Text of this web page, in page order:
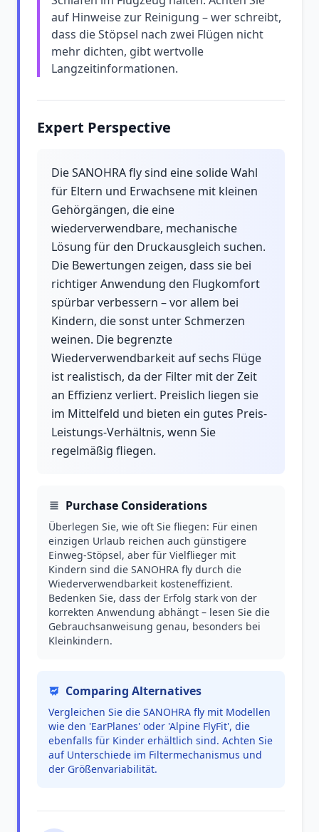
auf Hinweise zur Reinigung – wer schreibt,
dass die Stöpsel nach zwei Flügen nicht
mehr dichten, gibt wertvolle
Langzeitinformationen.
Expert Perspective
Die SANOHRA fly sind eine solide Wahl
für Eltern und Erwachsene mit kleinen
Gehörgängen, die eine
wiederverwendbare, mechanische
Lösung für den Druckausgleich suchen.
Die Bewertungen zeigen, dass sie bei
richtiger Anwendung den Flugkomfort
spürbar verbessern – vor allem bei
Kindern, die sonst unter Schmerzen
weinen. Die begrenzte
Wiederverwendbarkeit auf sechs Flüge
ist realistisch, da der Filter mit der Zeit
an Effizienz verliert. Preislich liegen sie
im Mittelfeld und bieten ein gutes Preis-
Leistungs-Verhältnis, wenn Sie
regelmäßig fliegen.
Purchase Considerations
Überlegen Sie, wie oft Sie fliegen: Für einen
einzigen Urlaub reichen auch günstigere
Einweg-Stöpsel, aber für Vielflieger mit
Kindern sind die SANOHRA fly durch die
Wiederverwendbarkeit kosteneffizient.
Bedenken Sie, dass der Erfolg stark von der
korrekten Anwendung abhängt – lesen Sie die
Gebrauchsanweisung genau, besonders bei
Kleinkindern.
Comparing Alternatives
Vergleichen Sie die SANOHRA fly mit Modellen
wie den 'EarPlanes' oder 'Alpine FlyFit', die
ebenfalls für Kinder erhältlich sind. Achten Sie
auf Unterschiede im Filtermechanismus und
der Größenvariabilität.